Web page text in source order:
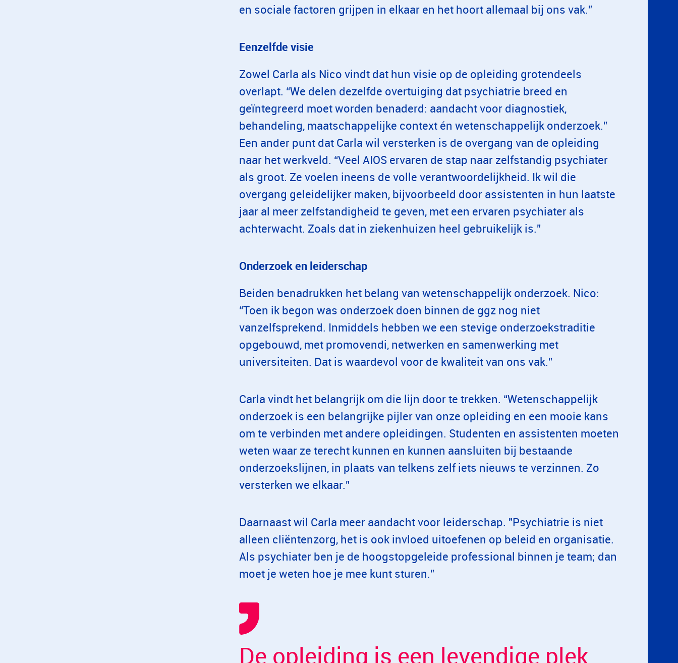
en sociale factoren grijpen in elkaar en het hoort allemaal bij ons vak.”
Eenzelfde visie
Zowel Carla als Nico vindt dat hun visie op de opleiding grotendeels
overlapt. “We delen dezelfde overtuiging dat psychiatrie breed en
geïntegreerd moet worden benaderd: aandacht voor diagnostiek,
behandeling, maatschappelijke context én wetenschappelijk onderzoek.”
Een ander punt dat Carla wil versterken is de overgang van de opleiding
naar het werkveld. “Veel AIOS ervaren de stap naar zelfstandig psychiater
als groot. Ze voelen ineens de volle verantwoordelijkheid. Ik wil die
overgang geleidelijker maken, bijvoorbeeld door assistenten in hun laatste
jaar al meer zelfstandigheid te geven, met een ervaren psychiater als
achterwacht. Zoals dat in ziekenhuizen heel gebruikelijk is.”
Onderzoek en leiderschap
Beiden benadrukken het belang van wetenschappelijk onderzoek. Nico:
“Toen ik begon was onderzoek doen binnen de ggz nog niet
vanzelfsprekend. Inmiddels hebben we een stevige onderzoekstraditie
opgebouwd, met promovendi, netwerken en samenwerking met
universiteiten. Dat is waardevol voor de kwaliteit van ons vak.”
Carla vindt het belangrijk om die lijn door te trekken. “Wetenschappelijk
onderzoek is een belangrijke pijler van onze opleiding en een mooie kans
om te verbinden met andere opleidingen. Studenten en assistenten moeten
weten waar ze terecht kunnen en kunnen aansluiten bij bestaande
onderzoekslijnen, in plaats van telkens zelf iets nieuws te verzinnen. Zo
versterken we elkaar.”
Daarnaast wil Carla meer aandacht voor leiderschap. "Psychiatrie is niet
alleen cliëntenzorg, het is ook invloed uitoefenen op beleid en organisatie.
Als psychiater ben je de hoogstopgeleide professional binnen je team; dan
moet je weten hoe je mee kunt sturen.”
De opleiding is een levendige plek